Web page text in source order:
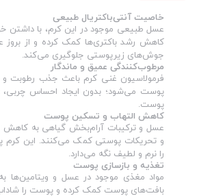
خاصیت آنتی‌باکتریال طبیعی
عسل طبیعی موجود در این کرم، با داشتن
کاهش رشد باکتری‌ها کمک کرده و از بروز
جوش‌های زیرپوستی جلوگیری می‌کند.
مرطوب‌کنندگی عمیق و ماندگار
فرمولاسیون غنی کرم باعث جذب رطوبت
پوست می‌شود؛ بدون ایجاد احساس
پوست.
کاهش التهاب و تسکین پوست
عسل و ترکیبات آرام‌بخش گیاهی به کاهش
و تحریکات پوستی کمک می‌کنند. این کرم
را نرم و لطیف نگه می‌دارد.
تغذیه و بازسازی پوست
مواد مغذی موجود در عسل و ویتامین‌ها
بافت‌های پوست کمک کرده و پوست را